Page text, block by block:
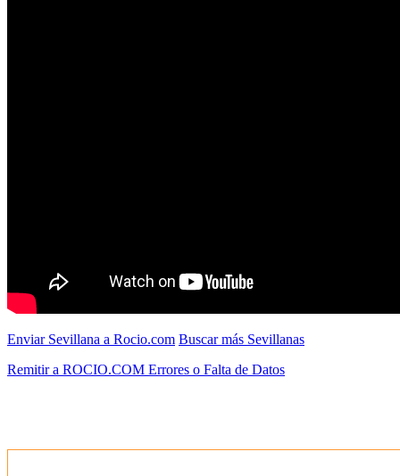
Enviar Sevillana a Rocio.com Buscar más Sevillanas
Remitir a ROCIO.COM Errores o Falta de Datos